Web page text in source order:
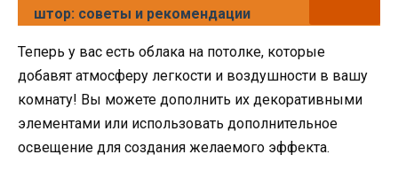
штор: советы и рекомендации
Теперь у вас есть облака на потолке, которые
добавят атмосферу легкости и воздушности в вашу
комнату! Вы можете дополнить их декоративными
элементами или использовать дополнительное
освещение для создания желаемого эффекта.